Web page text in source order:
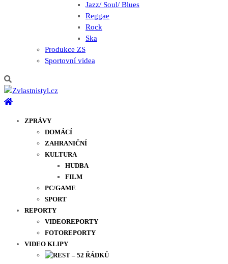
Jazz/ Soul/ Blues
Reggae
Rock
Ska
Produkce ZS
Sportovní videa
ZPRÁVY
DOMÁCÍ
ZAHRANIČNÍ
KULTURA
HUDBA
FILM
PC/GAME
SPORT
REPORTY
VIDEOREPORTY
FOTOREPORTY
VIDEO KLIPY